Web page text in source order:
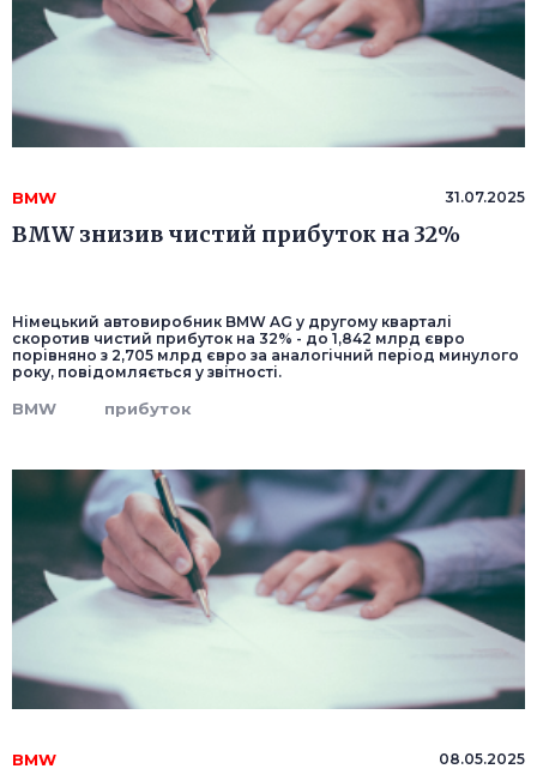
BMW 31.07.2025
BMW знизив чистий прибуток на 32%
Німецький автовиробник BMW AG у другому кварталі
скоротив чистий прибуток на 32% - до 1,842 млрд євро
порівняно з 2,705 млрд євро за аналогічний період минулого
року, повідомляється у звітності.
BMW прибуток
BMW 08.05.2025